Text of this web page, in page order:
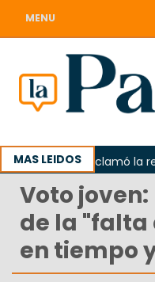
MENU
MAS LEIDOS
Odarda reclamó la
Voto
de la "falta
en tiempo